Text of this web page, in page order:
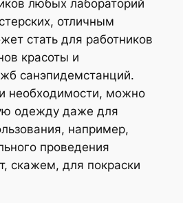
любых лабораторий
отличным
стать для работников
красоты и
санэпидемстанций.
необходимости, можно
одежду даже для
например,
проведения
скажем, для покраски